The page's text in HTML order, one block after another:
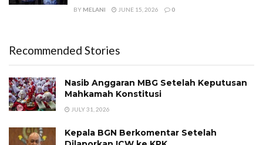
BY MELANI JUNE 15, 2026 0
Recommended Stories
Nasib Anggaran MBG Setelah Keputusan
Mahkamah Konstitusi
JULY 31, 2026
Kepala BGN Berkomentar Setelah